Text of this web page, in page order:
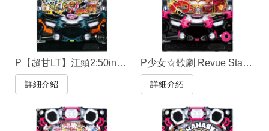
P【超甘LT】江頭2:50in小七 奇蹟的99%
詳細介紹
P少女☆歌劇 Revue Starlight LT4500
詳細介紹